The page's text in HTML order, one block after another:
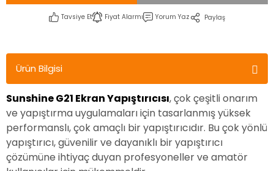
Tavsiye Et Fiyat Alarmı Yorum Yaz Paylaş
Ürün Bilgisi
Sunshine G21 Ekran Yapıştırıcısı, çok çeşitli onarım
ve yapıştırma uygulamaları için tasarlanmış yüksek
performanslı, çok amaçlı bir yapıştırıcıdır. Bu çok yönlü
yapıştırıcı, güvenilir ve dayanıklı bir yapıştırıcı
çözümüne ihtiyaç duyan profesyoneller ve amatör